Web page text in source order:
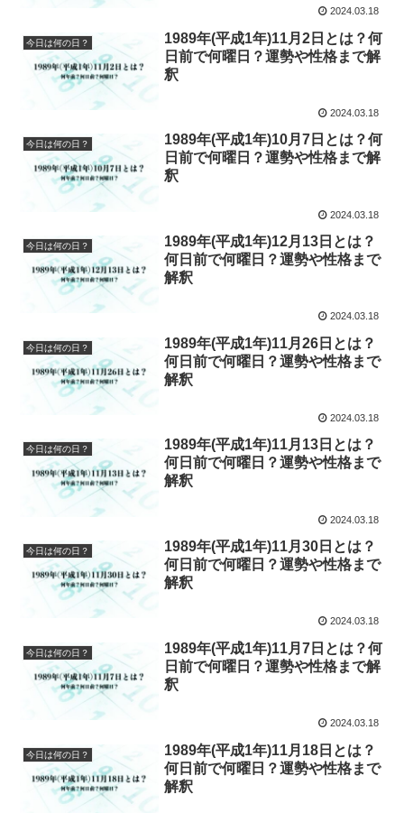
2024.03.18
今日は何の日？
1989年(平成1年)11月2日とは？何
日前で何曜日？運勢や性格まで解
釈
2024.03.18
今日は何の日？
1989年(平成1年)10月7日とは？何
日前で何曜日？運勢や性格まで解
釈
2024.03.18
今日は何の日？
1989年(平成1年)12月13日とは？
何日前で何曜日？運勢や性格まで
解釈
2024.03.18
今日は何の日？
1989年(平成1年)11月26日とは？
何日前で何曜日？運勢や性格まで
解釈
2024.03.18
今日は何の日？
1989年(平成1年)11月13日とは？
何日前で何曜日？運勢や性格まで
解釈
2024.03.18
今日は何の日？
1989年(平成1年)11月30日とは？
何日前で何曜日？運勢や性格まで
解釈
2024.03.18
今日は何の日？
1989年(平成1年)11月7日とは？何
日前で何曜日？運勢や性格まで解
釈
2024.03.18
今日は何の日？
1989年(平成1年)11月18日とは？
何日前で何曜日？運勢や性格まで
解釈